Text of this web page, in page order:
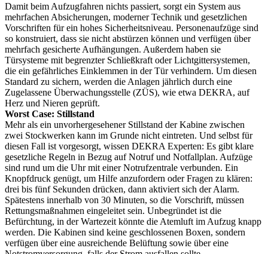
Damit beim Aufzugfahren nichts passiert, sorgt ein System aus
mehrfachen Absicherungen, moderner Technik und gesetzlichen
Vorschriften für ein hohes Sicherheitsniveau. Personenaufzüge sind
so konstruiert, dass sie nicht abstürzen können und verfügen über
mehrfach gesicherte Aufhängungen. Außerdem haben sie
Türsysteme mit begrenzter Schließkraft oder Lichtgittersystemen,
die ein gefährliches Einklemmen in der Tür verhindern. Um diesen
Standard zu sichern, werden die Anlagen jährlich durch eine
Zugelassene Überwachungsstelle (ZÜS), wie etwa DEKRA, auf
Herz und Nieren geprüft.
Worst Case: Stillstand
Mehr als ein unvorhergesehener Stillstand der Kabine zwischen
zwei Stockwerken kann im Grunde nicht eintreten. Und selbst für
diesen Fall ist vorgesorgt, wissen DEKRA Experten: Es gibt klare
gesetzliche Regeln in Bezug auf Notruf und Notfallplan. Aufzüge
sind rund um die Uhr mit einer Notrufzentrale verbunden. Ein
Knopfdruck genügt, um Hilfe anzufordern oder Fragen zu klären:
drei bis fünf Sekunden drücken, dann aktiviert sich der Alarm.
Spätestens innerhalb von 30 Minuten, so die Vorschrift, müssen
Rettungsmaßnahmen eingeleitet sein. Unbegründet ist die
Befürchtung, in der Wartezeit könnte die Atemluft im Aufzug knapp
werden. Die Kabinen sind keine geschlossenen Boxen, sondern
verfügen über eine ausreichende Belüftung sowie über eine